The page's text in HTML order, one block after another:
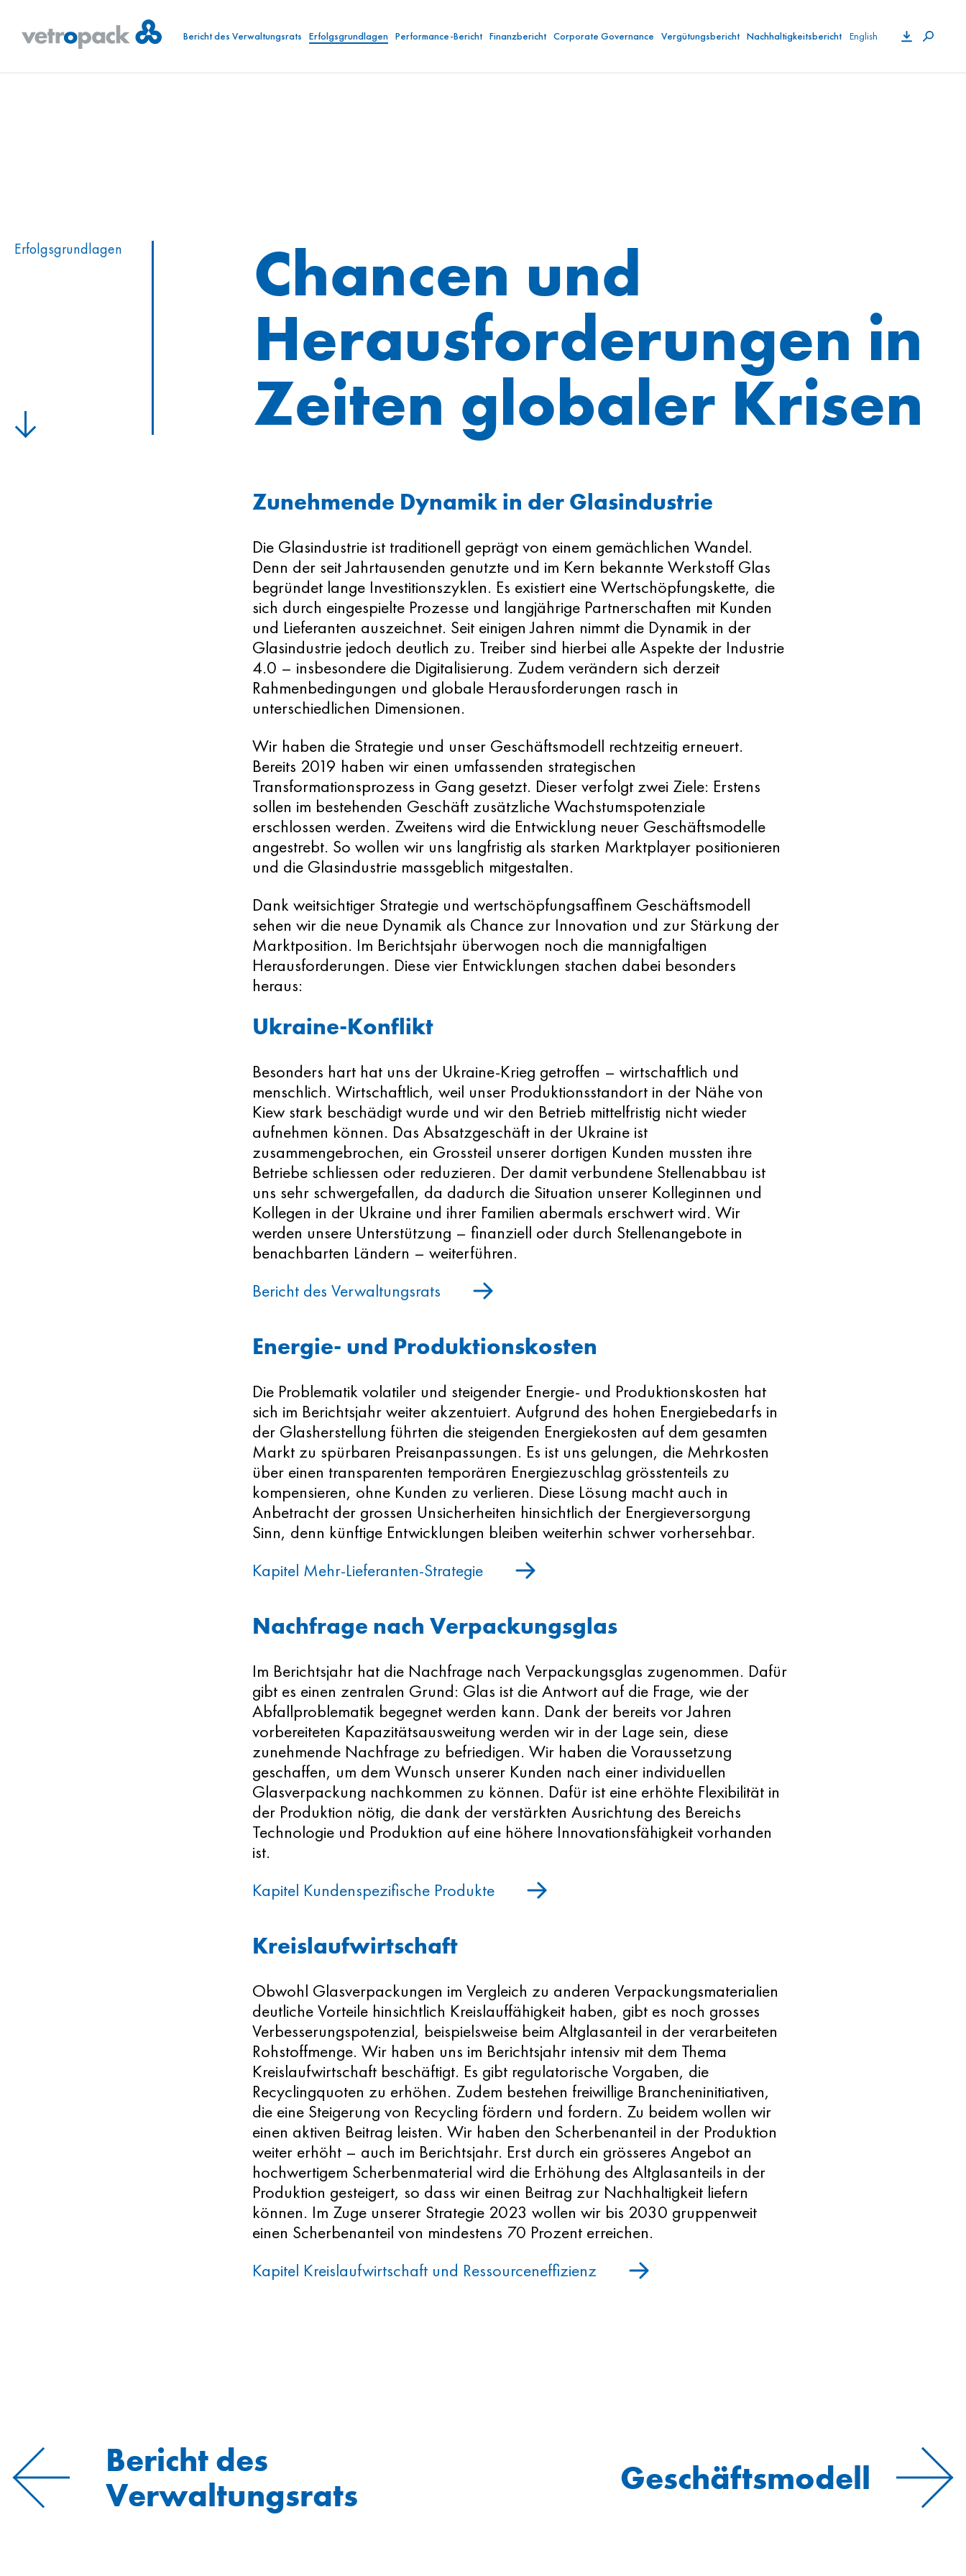
Bericht des Verwaltungsrats Erfolgsgrundlagen Performance-Bericht Finanzbericht Corporate Governance Vergütungsbericht Nachhaltigkeitsbericht English
Erfolgs­grundlagen
Chancen und
Herausforderungen in
Zeiten globaler Krisen
Zunehmende Dynamik in der Glasindustrie
Die Glasindustrie ist traditionell geprägt von einem gemächlichen Wandel.
Denn der seit Jahrtausenden genutzte und im Kern bekannte Werkstoff Glas
begründet lange Investitionszyklen. Es existiert eine Wertschöpfungskette, die
sich durch eingespielte Prozesse und langjährige Partnerschaften mit Kunden
und Lieferanten auszeichnet. Seit einigen Jahren nimmt die Dynamik in der
Glasindustrie jedoch deutlich zu. Treiber sind hierbei alle Aspekte der Industrie
4.0 – insbesondere die Digitalisierung. Zudem verändern sich derzeit
Rahmenbedingungen und globale Herausforderungen rasch in
unterschiedlichen Dimensionen.
Wir haben die Strategie und unser Geschäftsmodell rechtzeitig erneuert.
Bereits 2019 haben wir einen umfassenden strategischen
Transformationsprozess in Gang gesetzt. Dieser verfolgt zwei Ziele: Erstens
sollen im bestehenden Geschäft zusätzliche Wachstumspotenziale
erschlossen werden. Zweitens wird die Entwicklung neuer Geschäftsmodelle
angestrebt. So wollen wir uns langfristig als starken Marktplayer positionieren
und die Glasindustrie massgeblich mitgestalten.
Dank weitsichtiger Strategie und wertschöpfungsaffinem Geschäftsmodell
sehen wir die neue Dynamik als Chance zur Innovation und zur Stärkung der
Marktposition. Im Berichtsjahr überwogen noch die mannigfaltigen
Herausforderungen. Diese vier Entwicklungen stachen dabei besonders
heraus:
Ukraine-Konflikt
Besonders hart hat uns der Ukraine-Krieg getroffen – wirtschaftlich und
menschlich. Wirtschaftlich, weil unser Produktionsstandort in der Nähe von
Kiew stark beschädigt wurde und wir den Betrieb mittelfristig nicht wieder
aufnehmen können. Das Absatzgeschäft in der Ukraine ist
zusammengebrochen, ein Grossteil unserer dortigen Kunden mussten ihre
Betriebe schliessen oder reduzieren. Der damit verbundene Stellenabbau ist
uns sehr schwergefallen, da dadurch die Situation unserer Kolleginnen und
Kollegen in der Ukraine und ihrer Familien abermals erschwert wird. Wir
werden unsere Unterstützung – finanziell oder durch Stellenangebote in
benachbarten Ländern – weiterführen.
Bericht des Verwaltungsrats
Energie- und Produktionskosten
Die Problematik volatiler und steigender Energie- und Produktionskosten hat
sich im Berichtsjahr weiter akzentuiert. Aufgrund des hohen Energiebedarfs in
der Glasherstellung führten die steigenden Energiekosten auf dem gesamten
Markt zu spürbaren Preisanpassungen. Es ist uns gelungen, die Mehrkosten
über einen transparenten temporären Energiezuschlag grösstenteils zu
kompensieren, ohne Kunden zu verlieren. Diese Lösung macht auch in
Anbetracht der grossen Unsicherheiten hinsichtlich der Energieversorgung
Sinn, denn künftige Entwicklungen bleiben weiterhin schwer vorhersehbar.
Kapitel Mehr-Lieferanten-Strategie
Nachfrage nach Verpackungsglas
Im Berichtsjahr hat die Nachfrage nach Verpackungsglas zugenommen. Dafür
gibt es einen zentralen Grund: Glas ist die Antwort auf die Frage, wie der
Abfallproblematik begegnet werden kann. Dank der bereits vor Jahren
vorbereiteten Kapazitätsausweitung werden wir in der Lage sein, diese
zunehmende Nachfrage zu befriedigen. Wir haben die Voraussetzung
geschaffen, um dem Wunsch unserer Kunden nach einer individuellen
Glasverpackung nachkommen zu können. Dafür ist eine erhöhte Flexibilität in
der Produktion nötig, die dank der verstärkten Ausrichtung des Bereichs
Technologie und Produktion auf eine höhere Innovationsfähigkeit vorhanden
ist.
Kapitel Kundenspezifische Produkte
Kreislaufwirtschaft
Obwohl Glasverpackungen im Vergleich zu anderen Verpackungsmaterialien
deutliche Vorteile hinsichtlich Kreislauffähigkeit haben, gibt es noch grosses
Verbesserungspotenzial, beispielsweise beim Altglasanteil in der verarbeiteten
Rohstoffmenge. Wir haben uns im Berichtsjahr intensiv mit dem Thema
Kreislaufwirtschaft beschäftigt. Es gibt regulatorische Vorgaben, die
Recyclingquoten zu erhöhen. Zudem bestehen freiwillige Brancheninitiativen,
die eine Steigerung von Recycling fördern und fordern. Zu beidem wollen wir
einen aktiven Beitrag leisten. Wir haben den Scherbenanteil in der Produktion
weiter erhöht – auch im Berichtsjahr. Erst durch ein grösseres Angebot an
hochwertigem Scherbenmaterial wird die Erhöhung des Altglasanteils in der
Produktion gesteigert, so dass wir einen Beitrag zur Nachhaltigkeit liefern
können. Im Zuge unserer Strategie 2023 wollen wir bis 2030 gruppenweit
einen Scherbenanteil von mindestens 70 Prozent erreichen.
Kapitel Kreislaufwirtschaft und Ressourceneffizienz
Bericht des
Verwaltungsrats
Geschäftsmodell